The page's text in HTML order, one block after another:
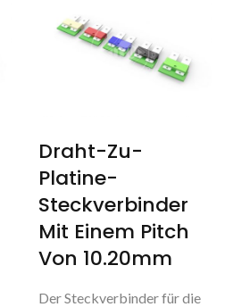
Draht-Zu-
Platine-
Steckverbinder
Mit Einem Pitch
Von 10.20mm
Der Steckverbinder für die